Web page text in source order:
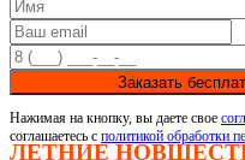
Заказать
Нажимая на кнопку, вы даете свое
соглашаетесь с политикой обработки
ЛЕТНИЕ